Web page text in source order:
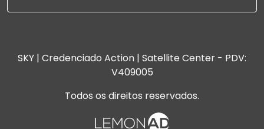
SKY | Credenciado Action | Satellite Center - PDV:
V409005
Todos os direitos reservados.